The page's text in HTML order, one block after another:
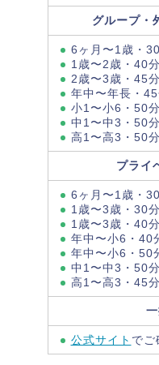
グループ・
6ヶ月〜1歳・
1歳〜2歳・40
2歳〜3歳・45
年中〜年長・
小1〜小6・50
中1〜中3・50
高1〜高3・50
プライ
6ヶ月〜1歳・
1歳〜3歳・30
1歳〜3歳・40
年中〜小6・40
年中〜小6・50
中1〜中3・50
高1〜高3・45
公式サイト でご